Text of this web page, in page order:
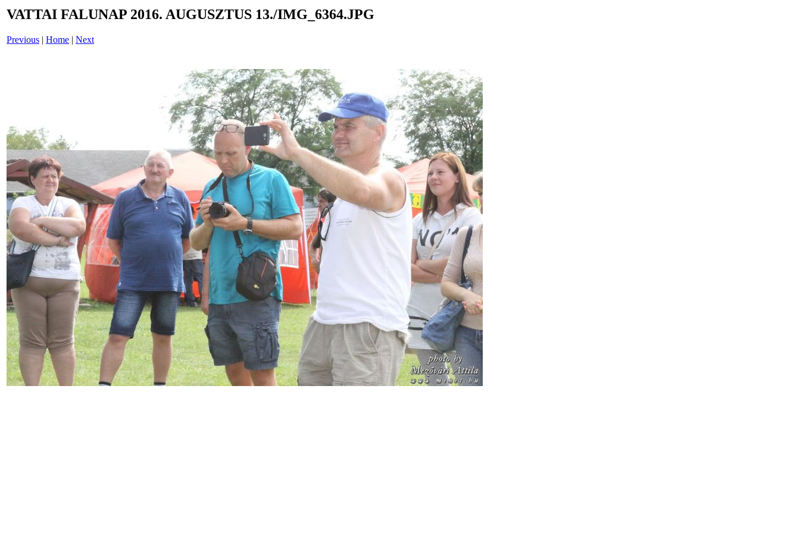
VATTAI FALUNAP 2016. AUGUSZTUS 13./IMG_6364.JPG
Previous | Home | Next